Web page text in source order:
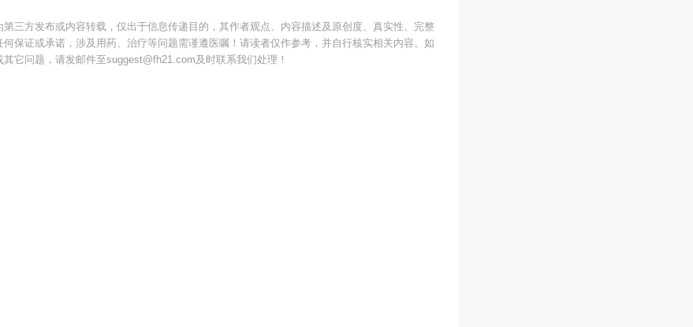
三方发布或内容转载，仅出于信息传递目的，其作者观点、内容描述及原创度、真实性、完整
保证或承诺，涉及用药、治疗等问题需谨遵医嘱！请读者仅作参考，并自行核实相关内容。如
它问题，请发邮件至suggest@fh21.com及时联系我们处理！